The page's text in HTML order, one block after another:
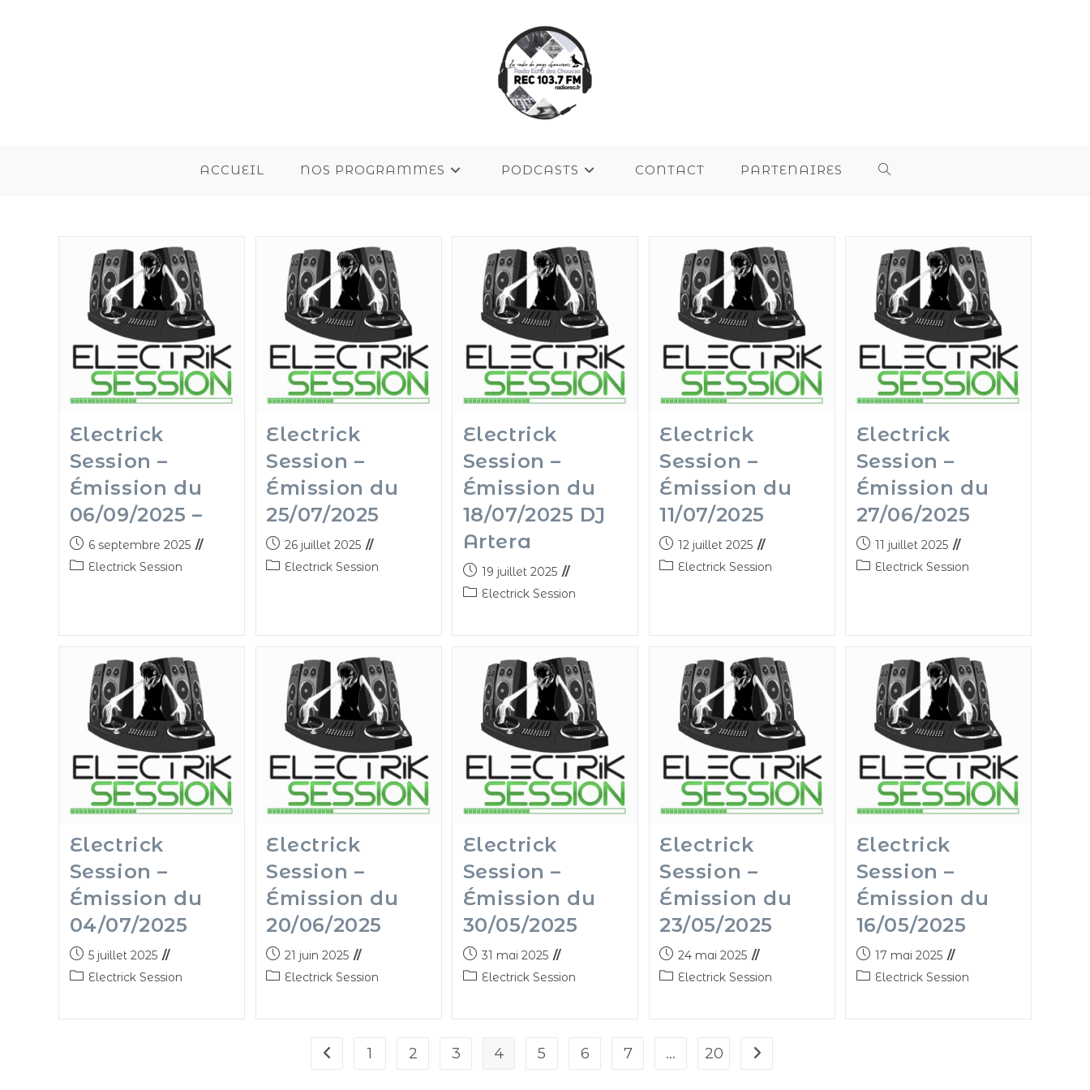
ACCUEIL NOS PROGRAMMES PODCASTS CONTACT PARTENAIRES
Electrick
Session –
Émission du
06/09/2025 –
6 septembre 2025
Electrick Session
Electrick
Session –
Émission du
25/07/2025
26 juillet 2025
Electrick Session
Electrick
Session –
Émission du
18/07/2025 DJ
Artera
19 juillet 2025
Electrick Session
Electrick
Session –
Émission du
11/07/2025
12 juillet 2025
Electrick Session
Electrick
Session –
Émission du
27/06/2025
11 juillet 2025
Electrick Session
Electrick
Session –
Émission du
04/07/2025
5 juillet 2025
Electrick Session
Electrick
Session –
Émission du
20/06/2025
21 juin 2025
Electrick Session
Electrick
Session –
Émission du
30/05/2025
31 mai 2025
Electrick Session
Electrick
Session –
Émission du
23/05/2025
24 mai 2025
Electrick Session
Electrick
Session –
Émission du
16/05/2025
17 mai 2025
Electrick Session
1 2 3 4 5 6 7 … 20